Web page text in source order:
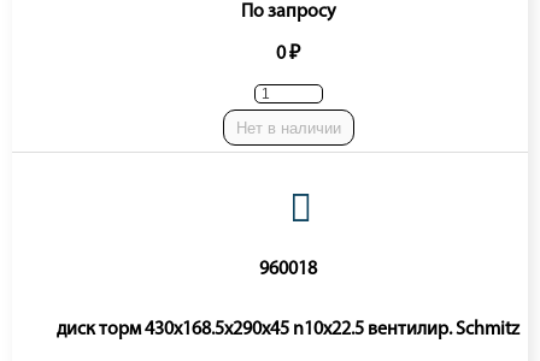
По запросу
0 ₽
Нет в наличии
960018
диск торм 430x168.5x290x45 n10x22.5 вентилир. Schmitz